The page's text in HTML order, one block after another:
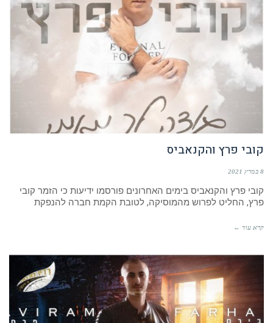
קובי פרץ והקנאביס
8 במרץ 2021
קובי פרץ והקנאביס בימים האחרונים פורסמו ידיעות כי הזמר קובי
פרץ, החליט לפרוש מהמוסיקה, לטובת הקמת חברה להנפקת
קרא עוד ←